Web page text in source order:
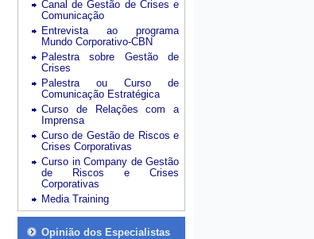
Canal de Gestão de Crises e
Comunicação
Entrevista ao programa
Mundo Corporativo-CBN
Palestra sobre Gestão de
Crises
Palestra ou Curso de
Comunicação Estratégica
Curso de Relações com a
Imprensa
Curso de Gestão de Riscos e
Crises Corporativas
Curso in Company de Gestão
de Riscos e Crises
Corporativas
Media Training
Opinião dos Especialistas